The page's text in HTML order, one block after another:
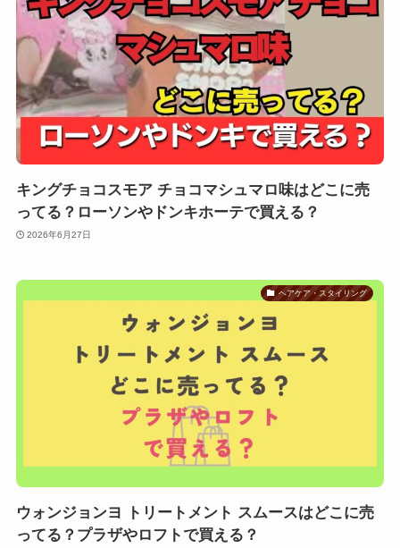
キングチョコスモア チョコマシュマロ味はどこに売
ってる？ローソンやドンキホーテで買える？
2026年6月27日
ヘアケア・スタイリング
ウォンジョンヨ トリートメント スムースはどこに売
ってる？プラザやロフトで買える？